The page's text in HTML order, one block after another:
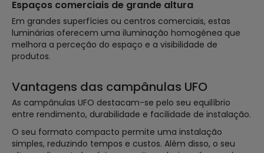
Espaços comerciais de grande altura
Em grandes superfícies ou centros comerciais, estas
luminárias oferecem uma iluminação homogénea que
melhora a perceção do espaço e a visibilidade de
produtos.
Vantagens das campânulas UFO
As campânulas UFO destacam-se pelo seu equilíbrio
entre rendimento, durabilidade e facilidade de instalação.
O seu formato compacto permite uma instalação
simples, reduzindo tempos e custos. Além disso, o seu